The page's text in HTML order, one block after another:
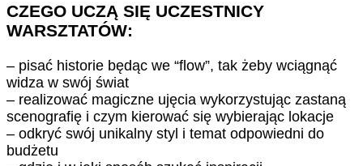
CZEGO UCZĄ SIĘ UCZESTNICY
WARSZTATÓW:
– pisać historie będąc we “flow”, tak żeby wciągnąć
widza w swój świat
– realizować magiczne ujęcia wykorzystując zastaną
scenografię i czym kierować się wybierając lokacje
– odkryć swój unikalny styl i temat odpowiedni do
budżetu